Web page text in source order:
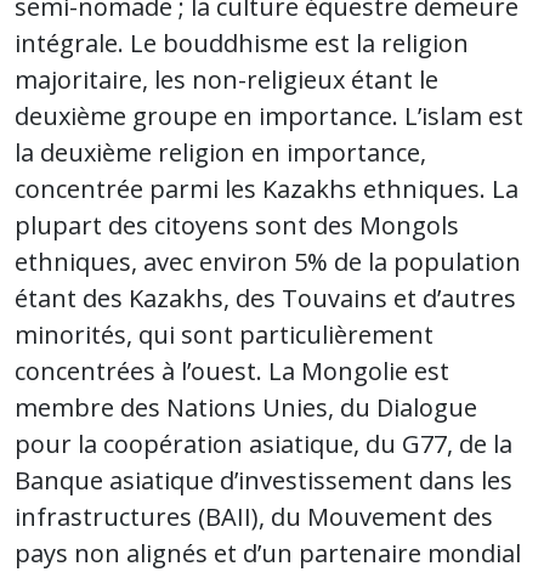
semi-nomade ; la culture équestre demeure
intégrale. Le bouddhisme est la religion
majoritaire, les non-religieux étant le
deuxième groupe en importance. L’islam est
la deuxième religion en importance,
concentrée parmi les Kazakhs ethniques. La
plupart des citoyens sont des Mongols
ethniques, avec environ 5% de la population
étant des Kazakhs, des Touvains et d’autres
minorités, qui sont particulièrement
concentrées à l’ouest. La Mongolie est
membre des Nations Unies, du Dialogue
pour la coopération asiatique, du G77, de la
Banque asiatique d’investissement dans les
infrastructures (BAII), du Mouvement des
pays non alignés et d’un partenaire mondial